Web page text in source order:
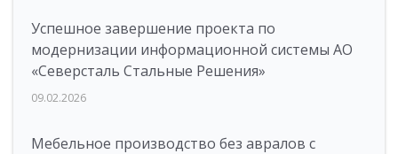
Успешное завершение проекта по
модернизации информационной системы АО
«Северсталь Стальные Решения»
09.02.2026
Мебельное производство без авралов с